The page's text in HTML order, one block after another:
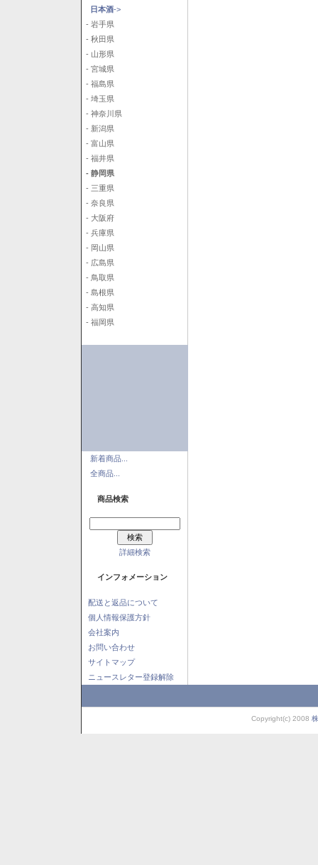
日本酒->
- 岩手県
- 秋田県
- 山形県
- 宮城県
- 福島県
- 埼玉県
- 神奈川県
- 新潟県
- 富山県
- 福井県
- 静岡県
- 三重県
- 奈良県
- 大阪府
- 兵庫県
- 岡山県
- 広島県
- 鳥取県
- 島根県
- 高知県
- 福岡県
新着商品...
全商品...
商品検索
詳細検索
インフォメーション
配送と返品について
個人情報保護方針
会社案内
お問い合わせ
サイトマップ
ニュースレター登録解除
Copyright(c) 2008